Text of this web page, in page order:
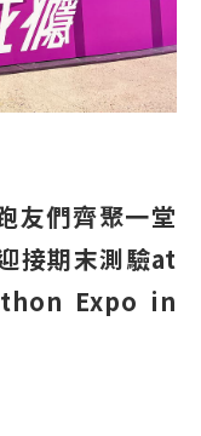
友們齊聚一堂
接期末測驗at
Expo in